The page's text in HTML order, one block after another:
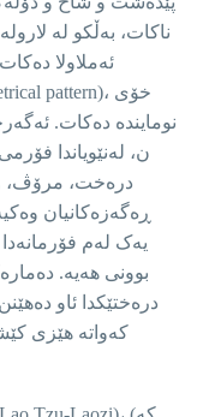
ناکات، بەڵکو لە
ئەملاولا
نومایندە دەکات.
درەخت، مرۆڤ،
ڕەگەزەکانیان
یەک لەم
بوونی هەیە.
درەختێکدا ئاو
کەواتە هێزی